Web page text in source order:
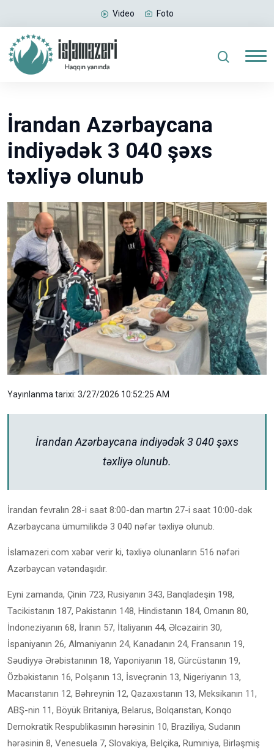
Video Foto
İrandan Azərbaycana
indiyədək 3 040 şəxs
təxliyə olunub
Yayınlanma tarixi: 3/27/2026 10:52:25 AM
İrandan Azərbaycana indiyədək 3 040 şəxs
təxliyə olunub.
İrandan fevralın 28-i saat 8:00-dan martın 27-i saat 10:00-dək
Azərbaycana ümumilikdə 3 040 nəfər təxliyə olunub.
İslamazeri.com xəbər verir ki, təxliyə olunanların 516 nəfəri
Azərbaycan vətəndaşıdır.
Eyni zamanda, Çinin 723, Rusiyanın 343, Banqladeşin 198,
Tacikistanın 187, Pakistanın 148, Hindistanın 184, Omanın 80,
İndoneziyanın 68, İranın 57, İtaliyanın 44, Əlcəzairin 30,
İspaniyanın 26, Almaniyanın 24, Kanadanın 24, Fransanın 19,
Səudiyyə Ərəbistanının 18, Yaponiyanın 18, Gürcüstanın 19,
Özbəkistanın 16, Polşanın 13, İsveçrənin 13, Nigeriyanın 13,
Macarıstanın 12, Bəhreynin 12, Qazaxıstanın 13, Meksikanın 11,
ABŞ-nin 11, Böyük Britaniya, Belarus, Bolqarıstan, Konqo
Demokratik Respublikasının hərəsinin 10, Braziliya, Sudanın
hərəsinin 8, Venesuela 7, Slovakiya, Belçika, Rumıniya, Birləşmiş